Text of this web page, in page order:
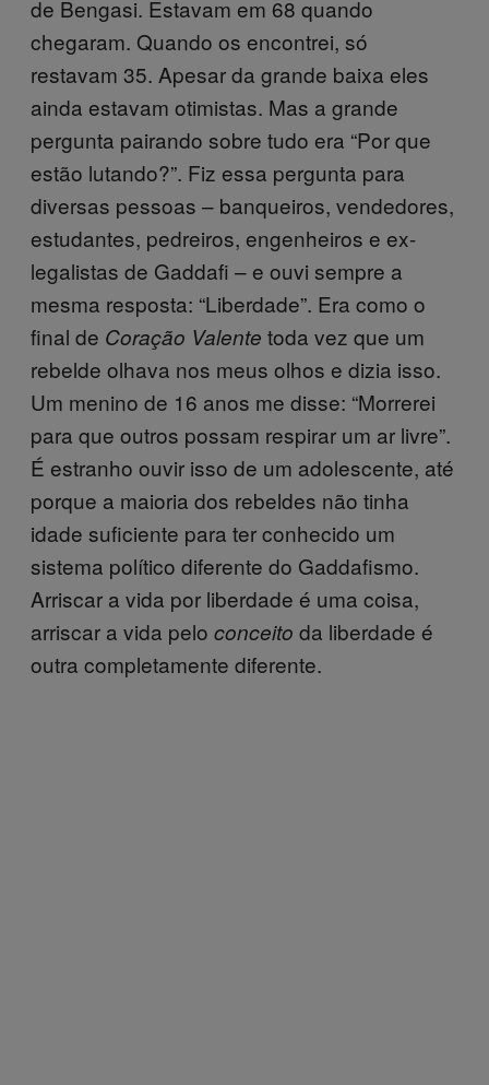
de Bengasi. Estavam em 68 quando
chegaram. Quando os encontrei, só
restavam 35. Apesar da grande baixa eles
ainda estavam otimistas. Mas a grande
pergunta pairando sobre tudo era “Por que
estão lutando?”. Fiz essa pergunta para
diversas pessoas – banqueiros, vendedores,
estudantes, pedreiros, engenheiros e ex-
legalistas de Gaddafi – e ouvi sempre a
mesma resposta: “Liberdade”. Era como o
final de Coração Valente toda vez que um
rebelde olhava nos meus olhos e dizia isso.
Um menino de 16 anos me disse: “Morrerei
para que outros possam respirar um ar livre”.
É estranho ouvir isso de um adolescente, até
porque a maioria dos rebeldes não tinha
idade suficiente para ter conhecido um
sistema político diferente do Gaddafismo.
Arriscar a vida por liberdade é uma coisa,
arriscar a vida pelo conceito da liberdade é
outra completamente diferente.